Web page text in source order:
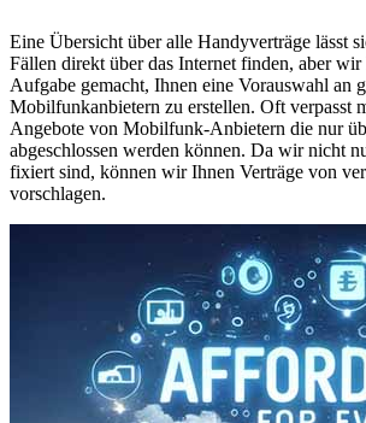
Eine Übersicht über alle Handyverträge lässt
Fällen direkt über das Internet finden, aber wir
Aufgabe gemacht, Ihnen eine Vorauswahl an
Mobilfunkanbietern zu erstellen. Oft verpasst
Angebote von Mobilfunk-Anbietern die nur
abgeschlossen werden können. Da wir nicht
fixiert sind, können wir Ihnen Verträge von
vorschlagen.